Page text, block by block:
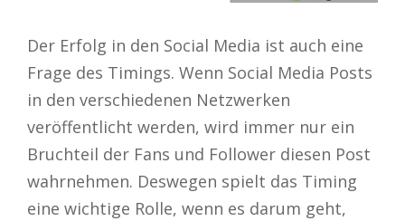
Der Erfolg in den Social Media ist auch eine
Frage des Timings. Wenn Social Media Posts
in den verschiedenen Netzwerken
veröffentlicht werden, wird immer nur ein
Bruchteil der Fans und Follower diesen Post
wahrnehmen. Deswegen spielt das Timing
eine wichtige Rolle, wenn es darum geht,